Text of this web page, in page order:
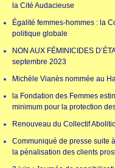
la Cité Audacieuse
Égalité femmes-hommes : la
politique globale
NON AUX FÉMINICIDES
septembre 2023
Michèle Vianès nommée au
la Fondation des Femmes
minimum pour la protection
Renouveau du Collectif
Communiqué de presse suite
la pénalisation des clients